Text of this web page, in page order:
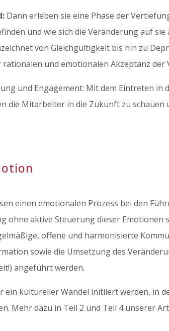
Dann erleben sie eine Phase der
und wie sich die Veränderung auf
von Gleichgültigkeit bis hin zu
und emotionalen Akzeptanz der
und Engagement: Mit dem Eintreten in
die Mitarbeiter in die Zukunft zu schauen
einen emotionalen Prozess bei den
ohne aktive Steuerung dieser
offene und harmonisierte
sowie die Umsetzung des
angeführt werden.
ein kultureller Wandel initiiert werden, in
Mehr dazu in Teil 2 und Teil 4 unserer